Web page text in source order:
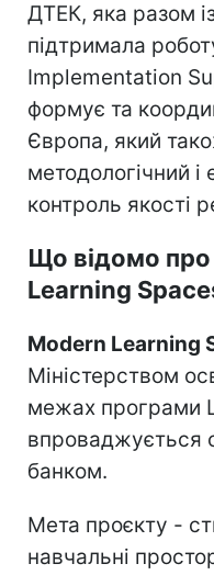
ДТЕК, яка разом
підтримала
Implementation
формує та
Європа, який
методологічний і
контроль якості
Що відомо
Learning
Modern Learning
Міністерством
межах програми
впроваджується
банком.
Мета проєкту -
навчальні